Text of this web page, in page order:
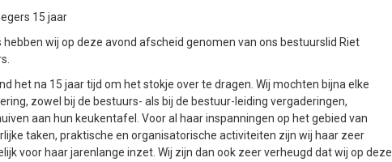
15 jaar
hebben wij op deze avond afscheid genomen van ons bestuurslid Riet
het na 15 jaar tijd om het stokje over te dragen. Wij mochten bijna elke
zowel bij de bestuurs- als bij de bestuur-leiding vergaderingen,
aan hun keukentafel. Voor al haar inspanningen op het gebied van
taken, praktische en organisatorische activiteiten zijn wij haar zeer
voor haar jarenlange inzet. Wij zijn dan ook zeer verheugd dat wij op deze